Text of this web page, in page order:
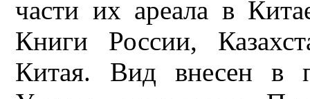
части их ареала в
Книги России,
Китая. Вид внесен в